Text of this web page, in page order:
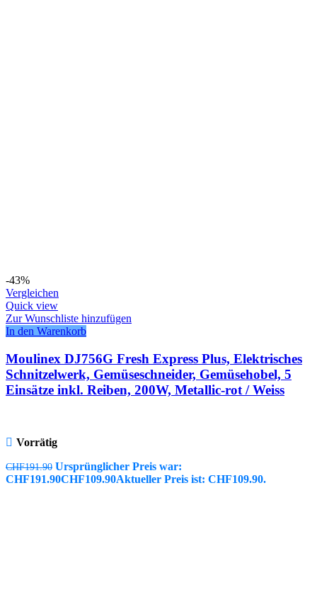
-43%
Vergleichen
Quick view
Zur Wunschliste hinzufügen
In den Warenkorb
Moulinex DJ756G Fresh Express Plus, Elektrisches
Schnitzelwerk, Gemüseschneider, Gemüsehobel, 5
Einsätze inkl. Reiben, 200W, Metallic-rot / Weiss
Vorrätig
CHF191.90 Ursprünglicher Preis war:
CHF191.90CHF109.90Aktueller Preis ist: CHF109.90.